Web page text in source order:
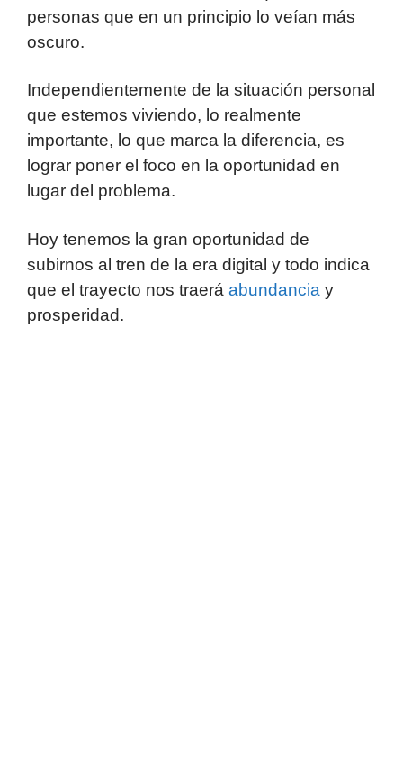
personas que en un principio lo veían más
oscuro.
Independientemente de la situación personal
que estemos viviendo, lo realmente
importante, lo que marca la diferencia, es
lograr poner el foco en la oportunidad en
lugar del problema.
Hoy tenemos la gran oportunidad de
subirnos al tren de la era digital y todo indica
que el trayecto nos traerá abundancia y
prosperidad.